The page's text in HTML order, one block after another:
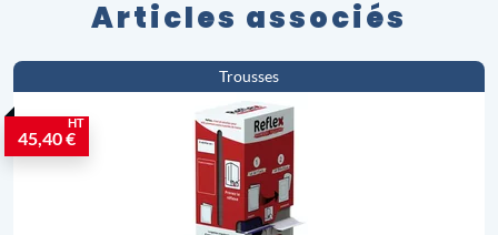
Articles associés
Trousses
45,40 €
HT